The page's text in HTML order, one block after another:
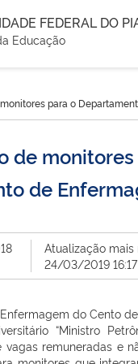
FEDERAL DO
Educação
para o
de
de
Atualização mais
24/03/2019 16:17
do Cento
“Ministro
remuneradas e